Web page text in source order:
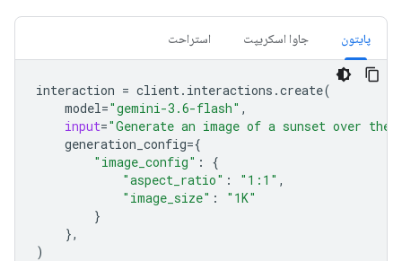
پایتون جاوا اسکریپت استراحت
interaction = client. interactions .create(
model="gemini-3.6-flash" ,
input="Generate an image of a sunset over the
generation_config={
"image_config" :
{
"aspect_ratio" : "1:1" ,
"image_size" :
"1K"
}
},
)